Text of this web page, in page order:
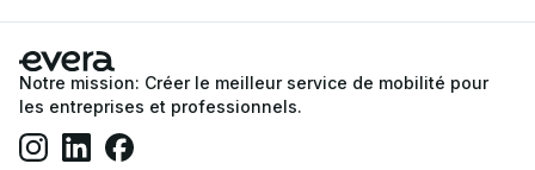
Notre mission: Créer le meilleur service de mobilité pour
les entreprises et professionnels.